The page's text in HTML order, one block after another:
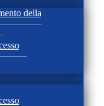
della